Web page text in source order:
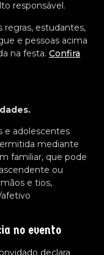
responsável.
regras, estudantes,
e pessoas acima
na festa. Confira
e adolescentes
mediante
familiar, que pode
ou
e tios,
no evento
declara